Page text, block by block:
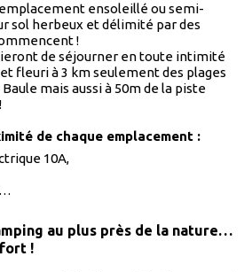
ensoleillé ou semi-
sol herbeux et délimité par des
!
de séjourner en toute intimité
fleuri à 3 km seulement des plages
mais aussi à 50m de la piste
de chaque emplacement :
10A,
au plus près de la nature…
!